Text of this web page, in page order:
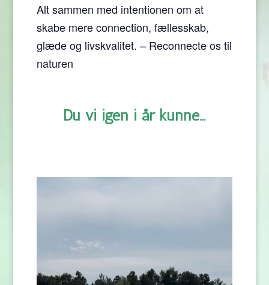
Alt sammen med intentionen om at
skabe mere connection, fællesskab,
glæde og livskvalitet. – Reconnecte os til
naturen
Du vi igen i år kunne…